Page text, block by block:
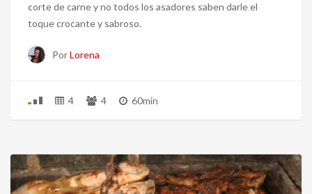
corte de carne y no todos los asadores saben darle el
toque crocante y sabroso.
PorLorena
4 4 60min